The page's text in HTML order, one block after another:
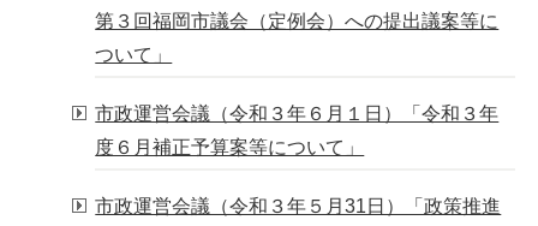
第３回福岡市議会（定例会）への提出議案等に
ついて」
市政運営会議（令和３年６月１日）「令和３年
度６月補正予算案等について」
市政運営会議（令和３年５月31日）「政策推進